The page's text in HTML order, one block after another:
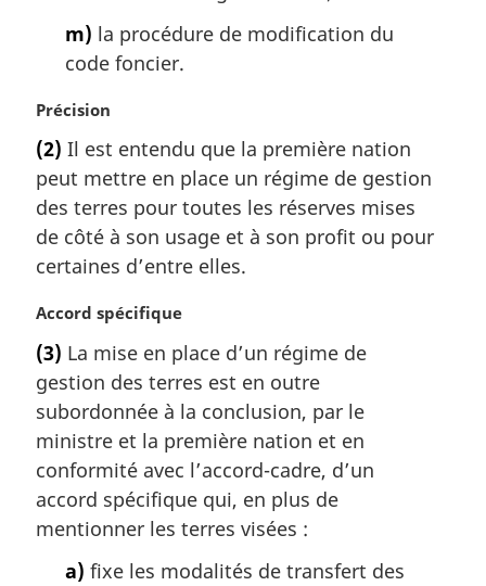
m) la procédure de modification du
code foncier.
N
t
e
m
a
g
n
a
e
:
Précision
(2) Il est entendu que la première nation
peut mettre en place un régime de gestion
des terres pour toutes les réserves mises
de côté à son usage et à son profit ou pour
certaines d’entre elles.
N
t
e
m
r
g
i
n
Accord spécifique
(3) La mise en place d’un régime de
gestion des terres est en outre
subordonnée à la conclusion, par le
ministre et la première nation et en
conformité avec l’accord-cadre, d’un
accord spécifique qui, en plus de
mentionner les terres visées :
a) fixe les modalités de transfert des